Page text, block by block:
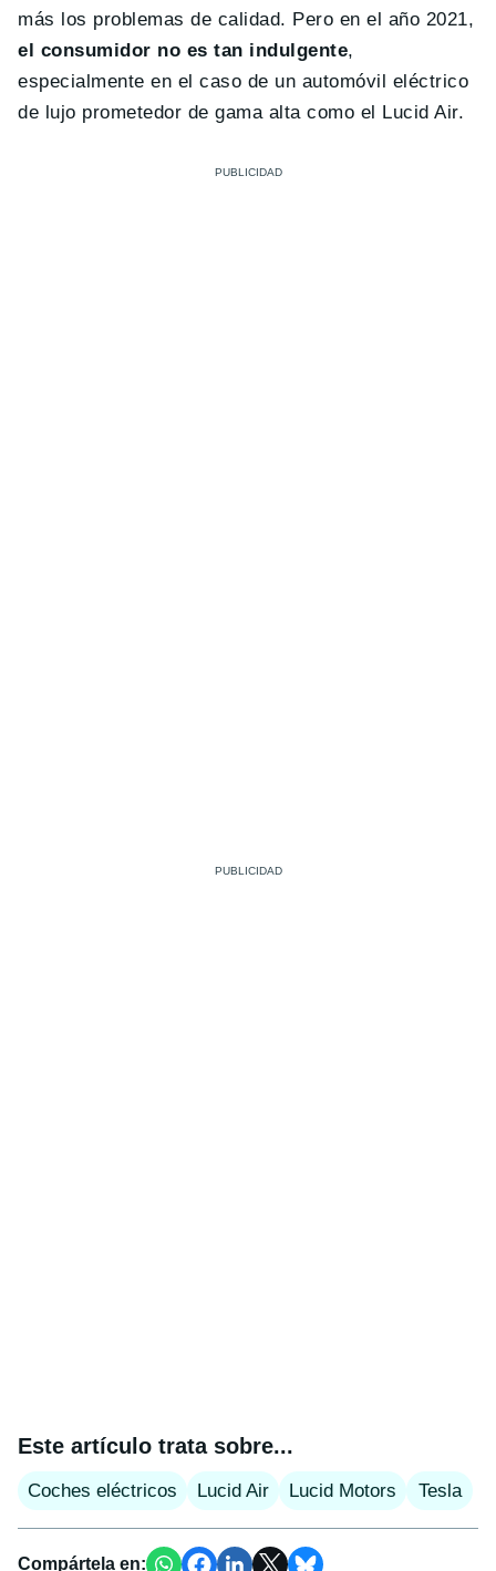
más los problemas de calidad. Pero en el año 2021,
el consumidor no es tan indulgente,
especialmente en el caso de un automóvil eléctrico
de lujo prometedor de gama alta como el Lucid Air.
Este artículo trata sobre...
Coches eléctricos Lucid Air Lucid Motors Tesla
Compártela en: